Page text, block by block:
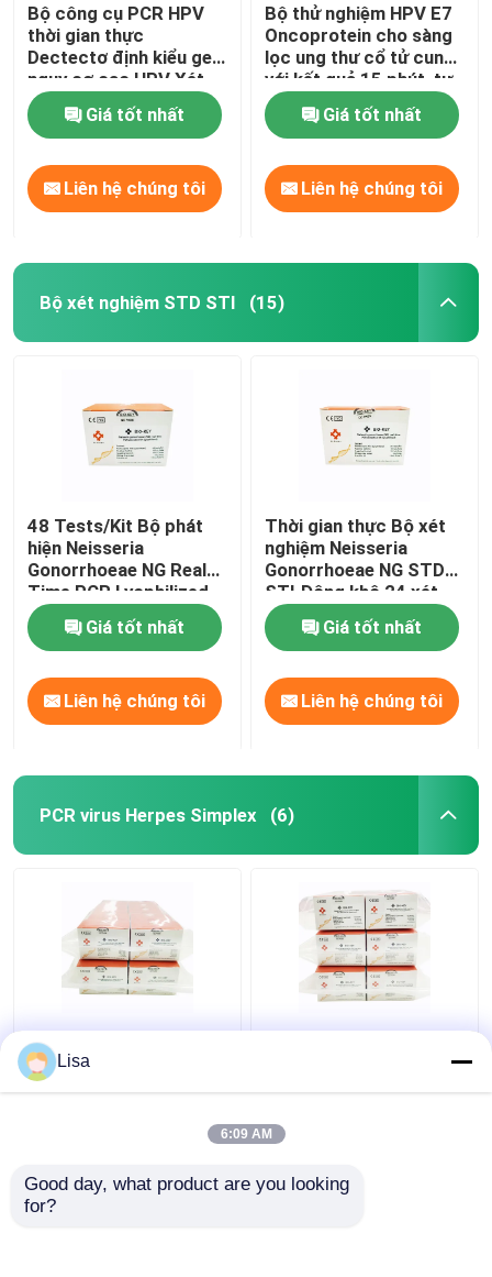
Bộ công cụ PCR HPV
thời gian thực
Dectectơ định kiểu gen
nguy cơ cao HPV Xét
nghiệm thăm dò
TaqmanGiá tốt nhất
Liên hệ chúng tôi
Bộ thử nghiệm HPV E7
Oncoprotein cho sàng
lọc ung thư cổ tử cung
với kết quả 15 phút, tự
lấy mẫu và phát hiện
trực tiếp protein tế bào
ung thư
Giá tốt nhất
Liên hệ chúng tôi
Bộ xét nghiệm STD STI (15)
48 Tests/Kit Bộ phát
hiện Neisseria
Gonorrhoeae NG Real
Time PCR Lyophilized
Giá tốt nhất
Liên hệ chúng tôi
Thời gian thực Bộ xét
nghiệm Neisseria
Gonorrhoeae NG STD
STI Đông khô 24 xét
nghiệm/Bộ
Giá tốt nhất
Liên hệ chúng tôi
PCR virus Herpes Simplex (6)
Bộ công cụ phát hiện
PCR thời gian thực
Epstein Barr Virus EBV
Epstein Barr Virus EBV
Lisa
6:09 AM
Good day, what product are you looking
for?